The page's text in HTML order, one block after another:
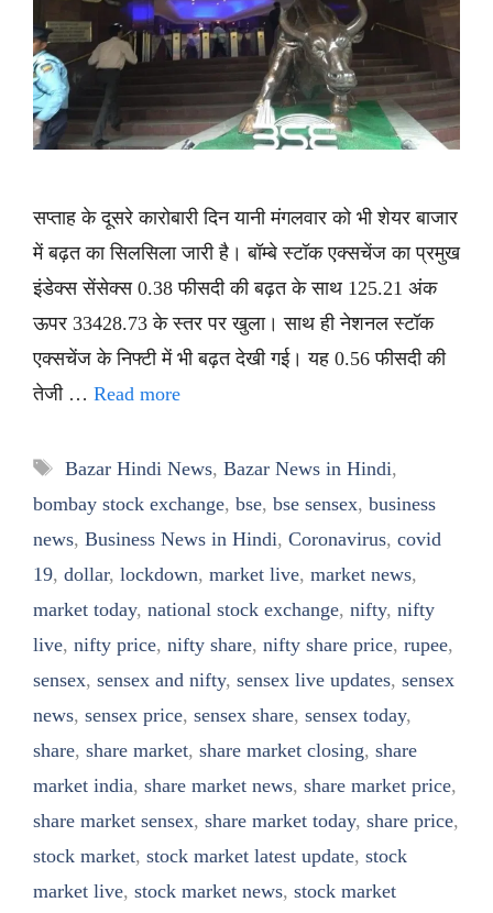
सप्ताह के दूसरे कारोबारी दिन यानी मंगलवार को भी शेयर बाजार
में बढ़त का सिलसिला जारी है। बॉम्बे स्टॉक एक्सचेंज का प्रमुख
इंडेक्स सेंसेक्स 0.38 फीसदी की बढ़त के साथ 125.21 अंक
ऊपर 33428.73 के स्तर पर खुला। साथ ही नेशनल स्टॉक
एक्सचेंज के निफ्टी में भी बढ़त देखी गई। यह 0.56 फीसदी की
तेजी … Read more
Tags
Bazar Hindi News, Bazar News in Hindi,
bombay stock exchange, bse, bse sensex, business
news, Business News in Hindi, Coronavirus, covid
19, dollar, lockdown, market live, market news,
market today, national stock exchange, nifty, nifty
live, nifty price, nifty share, nifty share price, rupee,
sensex, sensex and nifty, sensex live updates, sensex
news, sensex price, sensex share, sensex today,
share, share market, share market closing, share
market india, share market news, share market price,
share market sensex, share market today, share price,
stock market, stock market latest update, stock
market live, stock market news, stock market